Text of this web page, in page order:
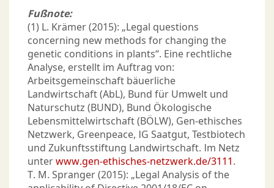
Fußnote:
(1) L. Krämer (2015): „Legal questions
concerning new methods for changing the
genetic conditions in plants“. Eine rechtliche
Analyse, erstellt im Auftrag von:
Arbeitsgemeinschaft bäuerliche
Landwirtschaft (AbL), Bund für Umwelt und
Naturschutz (BUND), Bund Ökologische
Lebensmittelwirtschaft (BÖLW), Gen-ethisches
Netzwerk, Greenpeace, IG Saatgut, Testbiotech
und Zukunftsstiftung Landwirtschaft. Im Netz
unterwww.gen-ethisches-netzwerk.de/3111.
T. M. Spranger (2015): „Legal Analysis of the